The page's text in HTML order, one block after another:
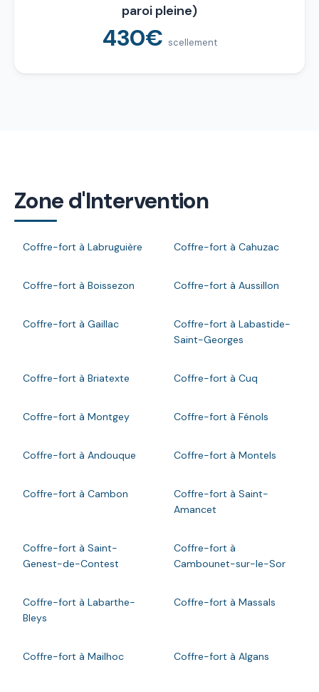
paroi pleine)
430€ scellement
Zone d'Intervention
Coffre-fort à Labruguière Coffre-fort à Cahuzac
Coffre-fort à Boissezon Coffre-fort à Aussillon
Coffre-fort à Gaillac
Coffre-fort à Labastide-
Saint-Georges
Coffre-fort à Briatexte Coffre-fort à Cuq
Coffre-fort à Montgey Coffre-fort à Fénols
Coffre-fort à Andouque Coffre-fort à Montels
Coffre-fort à Cambon
Coffre-fort à Saint-
Amancet
Coffre-fort à Saint-
Genest-de-Contest
Coffre-fort à
Cambounet-sur-le-Sor
Coffre-fort à Labarthe-
Bleys
Coffre-fort à Massals
Coffre-fort à Mailhoc Coffre-fort à Algans